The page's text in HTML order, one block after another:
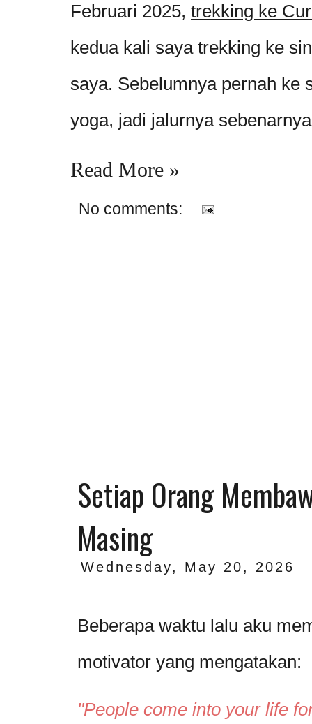
Februari 2025, trekking ke
kedua kali saya trekking ke
saya. Sebelumnya pernah ke
yoga, jadi jalurnya
Read More »
No comments:
Setiap Orang
Masing
Wednesday, May 20, 2026
Beberapa waktu lalu aku
motivator yang mengatakan:
"People come into your life